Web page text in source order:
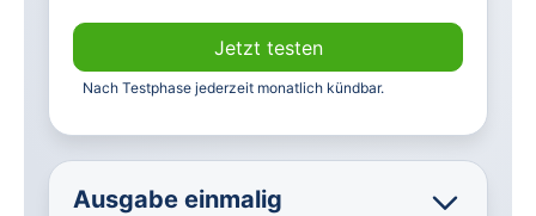
Jetzt testen
Nach Testphase jederzeit monatlich kündbar.
Ausgabe einmalig